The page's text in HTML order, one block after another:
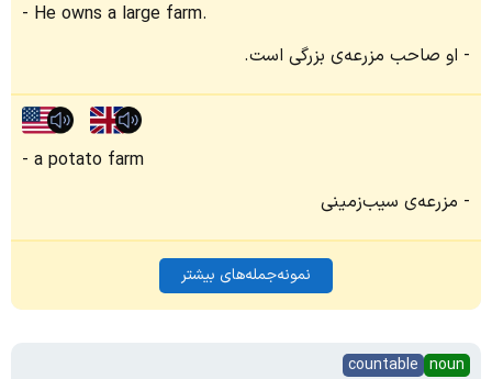
He owns a large farm.
او صاحب مزرعه‌ی بزرگی است.
a potato farm
مزرعه‌ی سیب‌زمینی
نمونه‌جمله‌های بیشتر
noun
countable